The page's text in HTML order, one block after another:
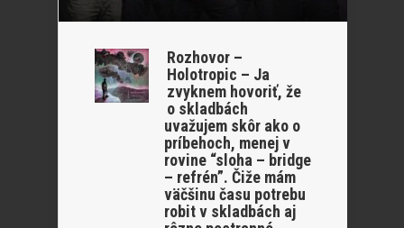
Rozhovor –
Holotropic – Ja
zvyknem hovoriť, že
o skladbách
uvažujem skôr ako o
príbehoch, menej v
rovine “sloha – bridge
– refrén”. Čiže mám
väčšinu času potrebu
robit v skladbách aj